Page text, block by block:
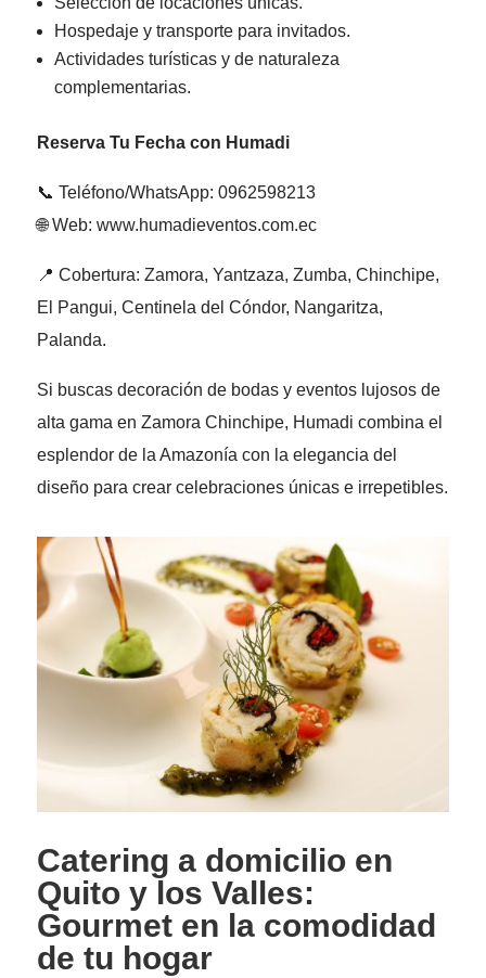
Hospedaje y transporte para invitados.
Actividades turísticas y de naturaleza
complementarias.
Reserva Tu Fecha con Humadi
📞 Teléfono/WhatsApp: 0962598213
🌐 Web: www.humadieventos.com.ec
📍 Cobertura: Zamora, Yantzaza, Zumba, Chinchipe,
El Pangui, Centinela del Cóndor, Nangaritza,
Palanda.
Si buscas decoración de bodas y eventos lujosos de
alta gama en Zamora Chinchipe, Humadi combina el
esplendor de la Amazonía con la elegancia del
diseño para crear celebraciones únicas e irrepetibles.
Catering a domicilio en
Quito y los Valles:
Gourmet en la comodidad
de tu hogar